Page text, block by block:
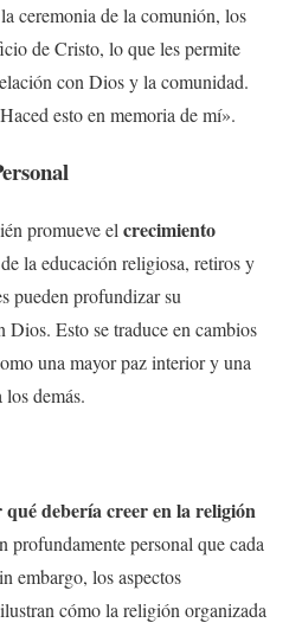
ceremonia de la comunión, los
de Cristo, lo que les permite
con Dios y la comunidad.
esto en memoria de mí».
promueve el crecimiento
la educación religiosa, retiros y
pueden profundizar su
Esto se traduce en cambios
una mayor paz interior y una
demás.
qué debería creer en la religión
profundamente personal que cada
embargo, los aspectos
cómo la religión organizada